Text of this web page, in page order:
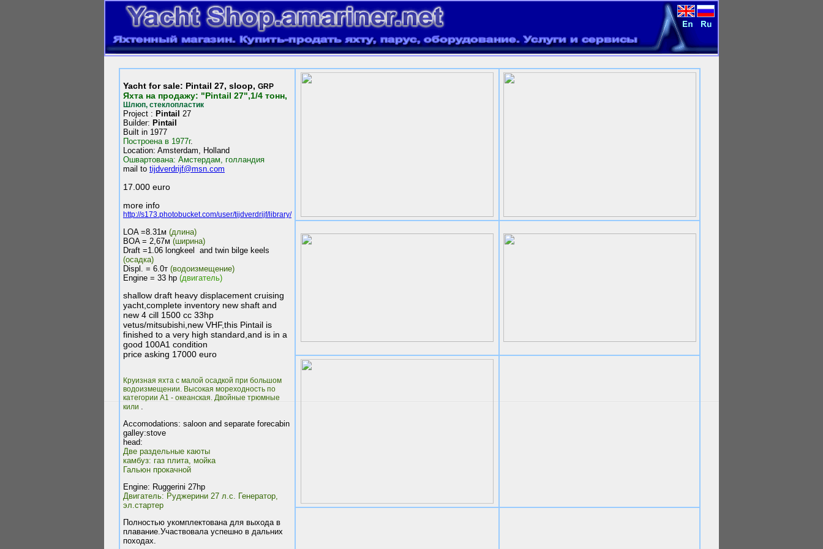
Yacht for sale: Pintail 27, sloop, GRP
Яхта на продажу: "Pintail 27",1/4 тонн,
Шлюп, стеклопластик
Project : Pintail 27
Builder: Pintail
Built in 1977
Построена в 1977г.
Location: Amsterdam, Holland
Ошвартована: Амстердам, голландия
mail to tijdverdrijf@msn.com
17.000 euro
more info
http://s173.photobucket.com/user/tijdverdrijf/library/
LOA =8.31м (длина)
BOA = 2,67м (ширина)
Draft =1.06 longkeel and twin bilge keels
(осадка)
Displ. = 6.0т (водоизмещение)
Engine = 33 hp (двигатель)
shallow draft heavy displacement cruising
yacht,complete inventory new shaft and
new 4 cill 1500 cc 33hp
vetus/mitsubishi,new VHF,this Pintail is
finished to a very high standard,and is in a
good 100A1 condition
price asking 17000 euro
Круизная яхта с малой осадкой при большом
водоизмещении. Высокая мореходность по
категории А1 - океанская. Двойные трюмные
кили .
Accomodations: saloon and separate forecabin
galley:stove
head:
Две раздельные каюты
камбуз: газ плита, мойка
Гальюн прокачной
Engine: Ruggerini 27hp
Двигатель: Руджерини 27 л.c. Генератор,
эл.стартер
Полностью укомплектована для выхода в
плавание.Участвовала успешно в дальних
походах.